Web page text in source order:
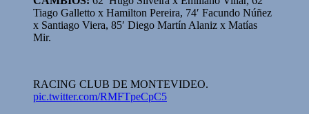
Tiago Galletto x Hamilton Pereira, 74′ Facundo Núñez
x Santiago Viera, 85′ Diego Martín Alaniz x Matías
Mir.
RACING CLUB DE MONTEVIDEO.
pic.twitter.com/RMFTpeCpC5